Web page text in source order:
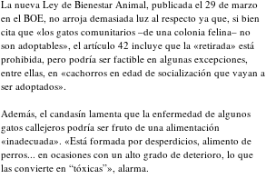
La nueva Ley de Bienestar Animal, publicada el 29 de marzo
en el BOE, no arroja demasiada luz al respecto ya que, si bien
cita que «los gatos comunitarios –de una colonia felina– no
son adoptables», el artículo 42 incluye que la «retirada» está
prohibida, pero podría ser factible en algunas excepciones,
entre ellas, en «cachorros en edad de socialización que vayan a
ser adoptados».
Además, el candasín lamenta que la enfermedad de algunos
gatos callejeros podría ser fruto de una alimentación
«inadecuada». «Está formada por desperdicios, alimento de
perros... en ocasiones con un alto grado de deterioro, lo que
las convierte en “tóxicas”», alarma.